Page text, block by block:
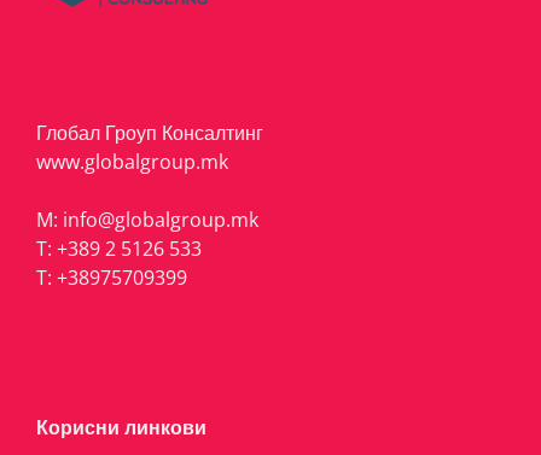
Глобал Гроуп Консалтинг
www.globalgroup.mk
M: info@globalgroup.mk
T: +389 2 5126 533
T: +38975709399
Корисни линкови